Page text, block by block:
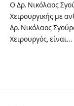
Ο Δρ. Νικόλαος
Χειρουργικής με
Δρ. Νικόλαος
Χειρουργός, είναι…